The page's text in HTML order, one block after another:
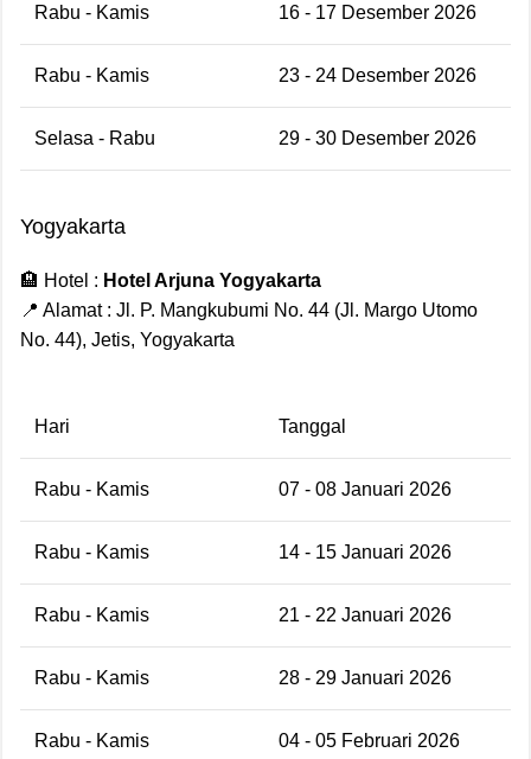
Rabu - Kamis 16 - 17 Desember 2026
Rabu - Kamis 23 - 24 Desember 2026
Selasa - Rabu 29 - 30 Desember 2026
Yogyakarta
🏨 Hotel : Hotel Arjuna Yogyakarta
📍 Alamat : Jl. P. Mangkubumi No. 44 (Jl. Margo Utomo
No. 44), Jetis, Yogyakarta
Hari Tanggal
Rabu - Kamis 07 - 08 Januari 2026
Rabu - Kamis 14 - 15 Januari 2026
Rabu - Kamis 21 - 22 Januari 2026
Rabu - Kamis 28 - 29 Januari 2026
Rabu - Kamis 04 - 05 Februari 2026